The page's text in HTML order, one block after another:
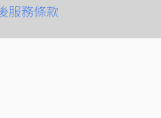
服務條款